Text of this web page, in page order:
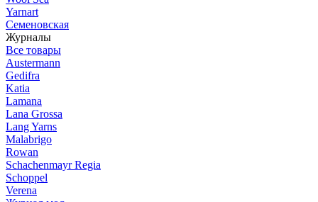
Yarnart
Семеновская
Журналы
Все товары
Austermann
Gedifra
Katia
Lamana
Lana Grossa
Lang Yarns
Malabrigo
Rowan
Schachenmayr Regia
Schoppel
Verena